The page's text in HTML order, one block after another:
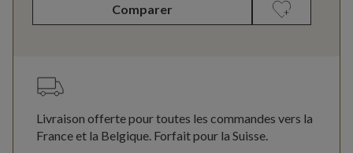
Comparer
Livraison offerte pour toutes les commandes vers la
France et la Belgique. Forfait pour la Suisse.